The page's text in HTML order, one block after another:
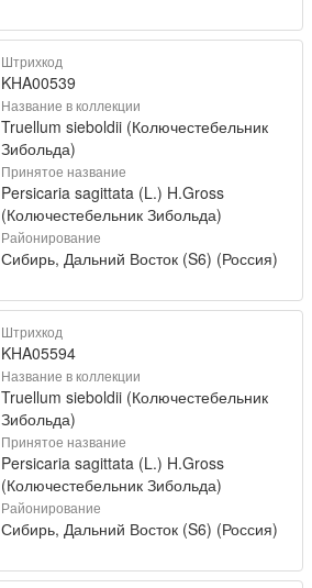
Штрихкод
KHA00539
Название в коллекции
Truellum sieboldii (Колючестебельник
Зибольда)
Принятое название
Persicaria sagittata (L.) H.Gross
(Колючестебельник Зибольда)
Районирование
Сибирь, Дальний Восток (S6) (Россия)
Штрихкод
KHA05594
Название в коллекции
Truellum sieboldii (Колючестебельник
Зибольда)
Принятое название
Persicaria sagittata (L.) H.Gross
(Колючестебельник Зибольда)
Районирование
Сибирь, Дальний Восток (S6) (Россия)